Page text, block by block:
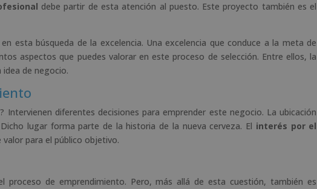
debe partir de esta atención al puesto. Este proyecto también es el
esta búsqueda de la excelencia. Una excelencia que conduce a la meta de
aspectos que puedes valorar en este proceso de selección. Entre ellos, la
de negocio.
Intervienen diferentes decisiones para emprender este negocio. La ubicación
lugar forma parte de la historia de la nueva cerveza. El interés por el
para el público objetivo.
proceso de emprendimiento. Pero, más allá de esta cuestión, también es